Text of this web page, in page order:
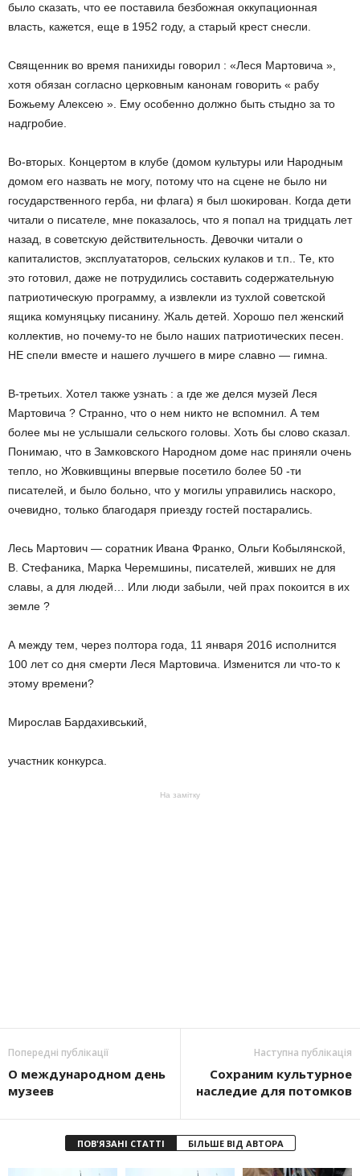
было сказать, что ее поставила безбожная оккупационная
власть, кажется, еще в 1952 году, а старый крест снесли.
Священник во время панихиды говорил : «Леся Мартовича »,
хотя обязан согласно церковным канонам говорить « рабу
Божьему Алексею ». Ему особенно должно быть стыдно за то
надгробие.
Во-вторых. Концертом в клубе (домом культуры или Народным
домом его назвать не могу, потому что на сцене не было ни
государственного герба, ни флага) я был шокирован. Когда дети
читали о писателе, мне показалось, что я попал на тридцать лет
назад, в советскую действительность. Девочки читали о
капиталистов, эксплуататоров, сельских кулаков и т.п.. Те, кто
это готовил, даже не потрудились составить содержательную
патриотическую программу, а извлекли из тухлой советской
ящика комуняцьку писанину. Жаль детей. Хорошо пел женский
коллектив, но почему-то не было наших патриотических песен.
НЕ спели вместе и нашего лучшего в мире славно — гимна.
В-третьих. Хотел также узнать : а где же делся музей Леся
Мартовича ? Странно, что о нем никто не вспомнил. А тем
более мы не услышали сельского головы. Хоть бы слово сказал.
Понимаю, что в Замковского Народном доме нас приняли очень
тепло, но Жовкивщины впервые посетило более 50 -ти
писателей, и было больно, что у могилы управились наскоро,
очевидно, только благодаря приезду гостей постарались.
Лесь Мартович — соратник Ивана Франко, Ольги Кобылянской,
В. Стефаника, Марка Черемшины, писателей, живших не для
славы, а для людей… Или люди забыли, чей прах покоится в их
земле ?
А между тем, через полтора года, 11 января 2016 исполнится
100 лет со дня смерти Леся Мартовича. Изменится ли что-то к
этому времени?
Мирослав Бардахивський,
участник конкурса.
На замітку
Попередні публікації
О международном день
музеев
Наступна публікація
Сохраним культурное
наследие для потомков
ПОВ'ЯЗАНІ СТАТТІ БІЛЬШЕ ВІД АВТОРА